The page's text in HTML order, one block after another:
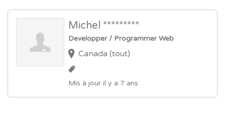
Michel *********
Developper / Programmer Web
Canada (tout)
Mis à jour il y a 7 ans